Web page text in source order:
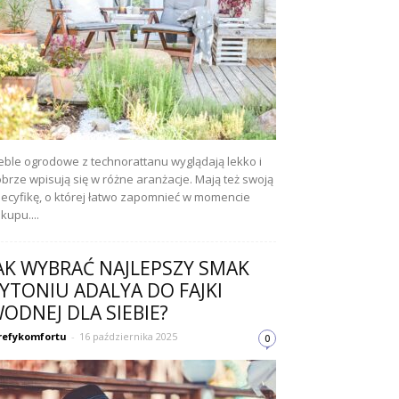
ogrodowe z technorattanu wyglądają lekko i
wpisują się w różne aranżacje. Mają też swoją
o której łatwo zapomnieć w momencie
WYBRAĆ NAJLEPSZY SMAK
ADALYA DO FAJKI
DLA SIEBIE?
- 16 października 2025 0